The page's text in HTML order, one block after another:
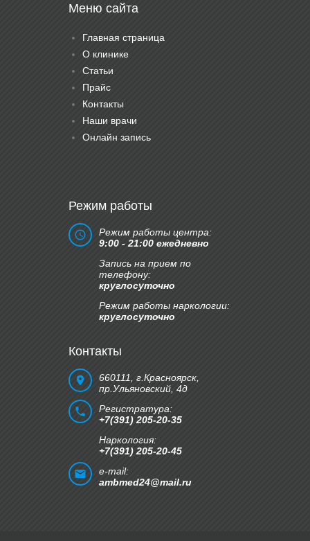
Меню сайта
Главная страница
О клинике
Статьи
Прайс
Контакты
Наши врачи
Онлайн запись
Режим работы
Режим работы центра:
9:00 - 21:00 ежедневно
Запись на прием по
телефону:
круглосуточно
Режим работы наркологии:
круглосуточно
Контакты
660111, г.Красноярск,
пр.Ульяновский, 4д
Регистратура:
+7(391) 205-20-35
Наркология:
+7(391) 205-20-45
e-mail:
ambmed24@mail.ru